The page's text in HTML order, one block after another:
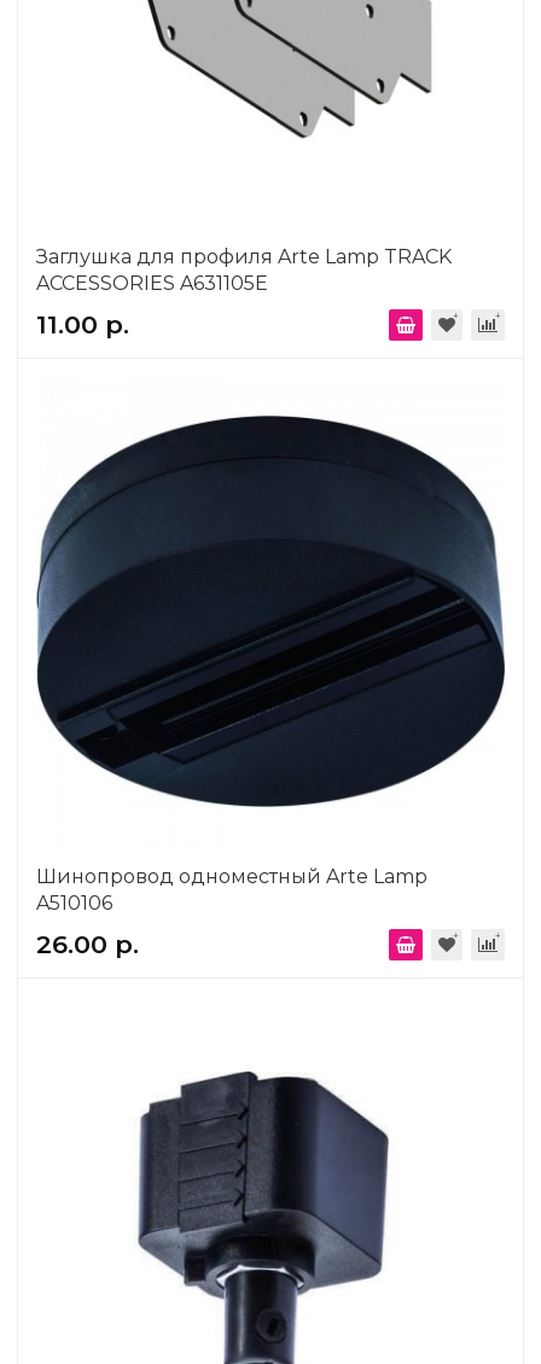
Заглушка для профиля Arte Lamp TRACK
ACCESSORIES A631105E
11.00 р.
Шинопровод одноместный Arte Lamp
A510106
26.00 р.